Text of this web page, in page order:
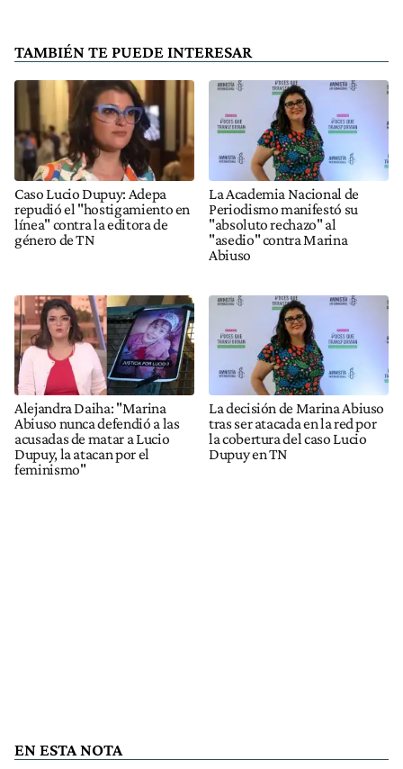
TAMBIÉN TE PUEDE INTERESAR
Caso Lucio Dupuy: Adepa
repudió el "hostigamiento en
línea" contra la editora de
género de TN
La Academia Nacional de
Periodismo manifestó su
"absoluto rechazo" al
"asedio" contra Marina
Abiuso
Alejandra Daiha: "Marina
Abiuso nunca defendió a las
acusadas de matar a Lucio
Dupuy, la atacan por el
feminismo"
La decisión de Marina Abiuso
tras ser atacada en la red por
la cobertura del caso Lucio
Dupuy en TN
EN ESTA NOTA